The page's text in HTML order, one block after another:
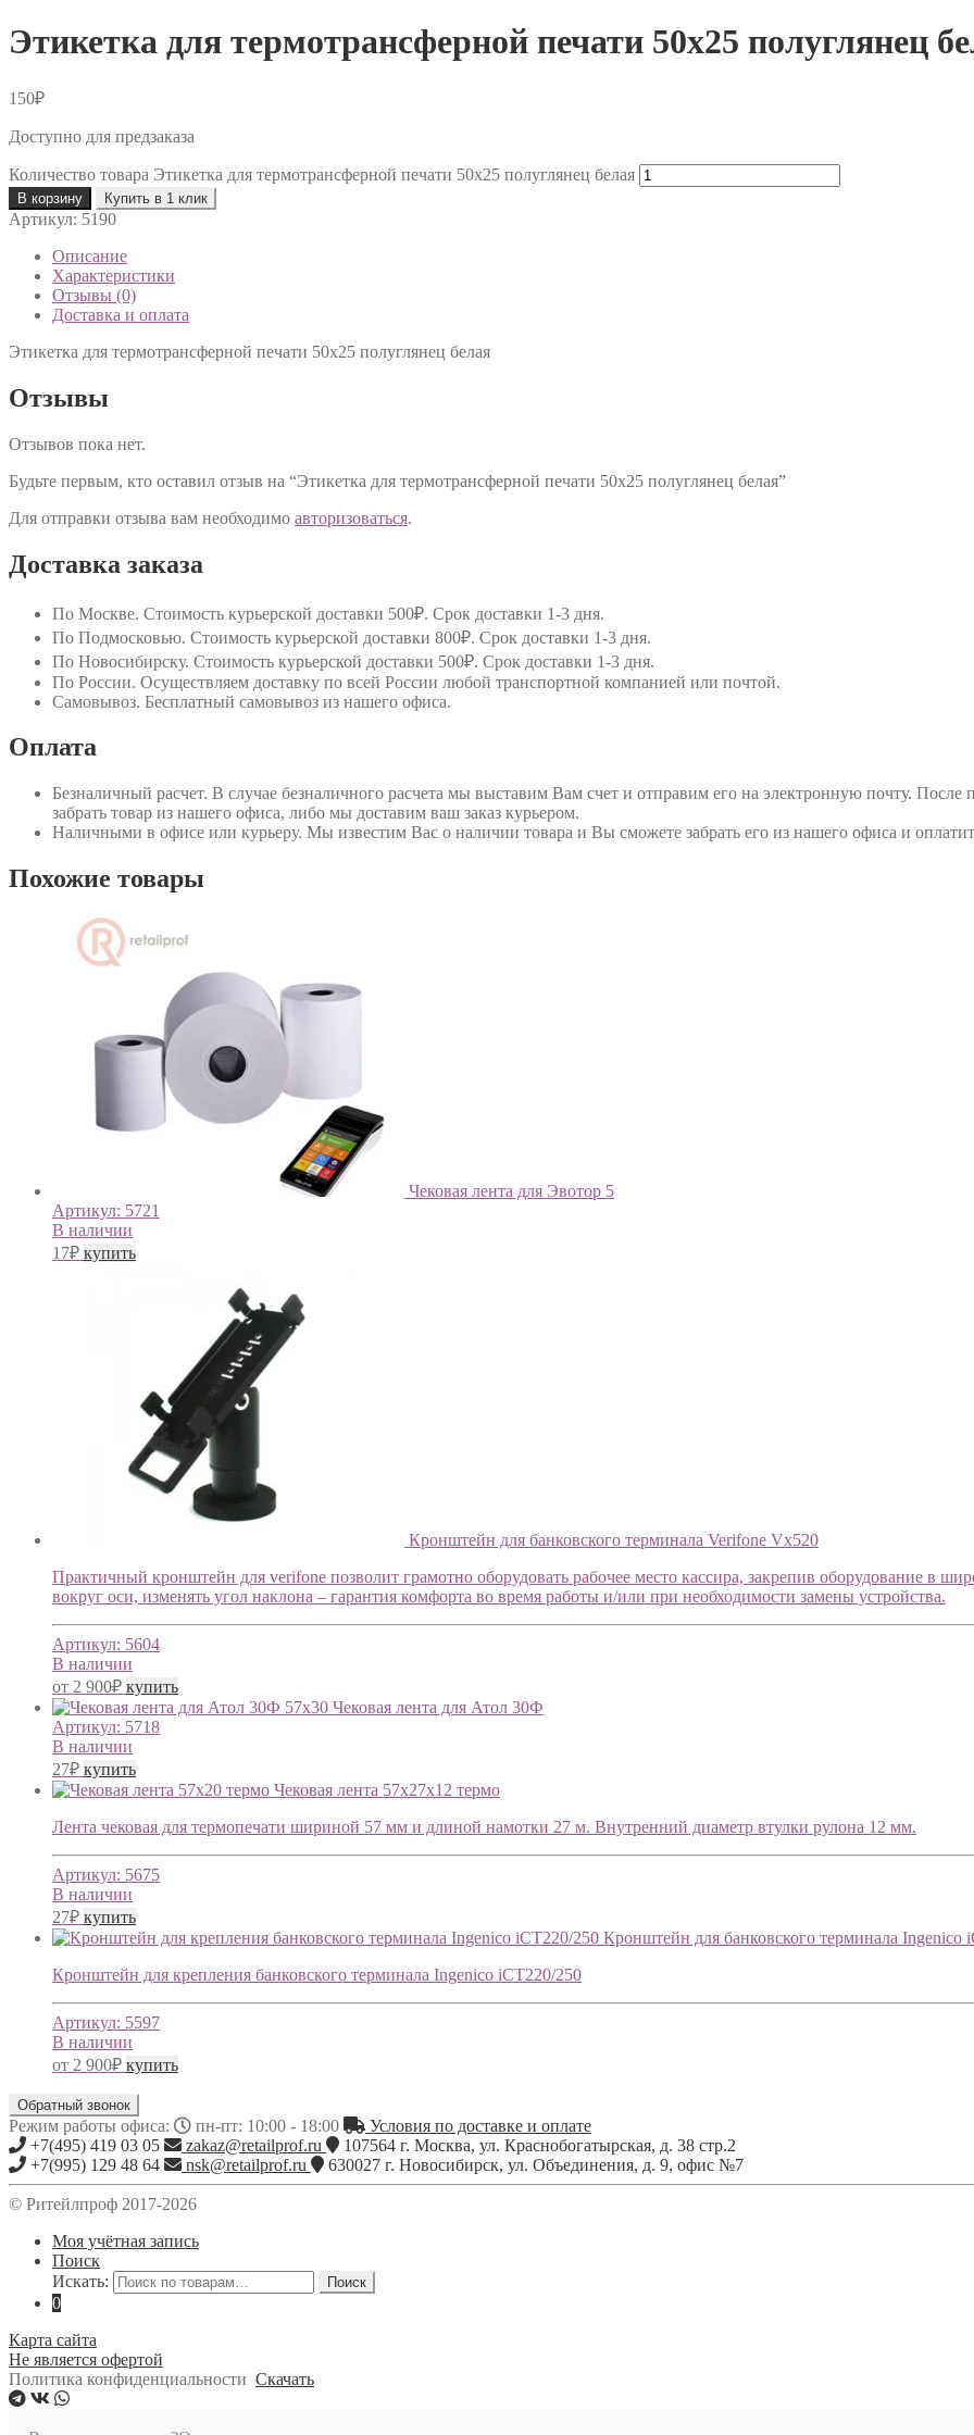
Этикетка для термотрансферной печати 50х25 полуглянец
150₽
Доступно для предзаказа
Количество товара Этикетка для термотрансферной печати 50х25 полуглянец белая
В корзину Купить в 1 клик
Артикул: 5190
Описание
Характеристики
Отзывы (0)
Доставка и оплата
Этикетка для термотрансферной печати 50х25 полуглянец белая
Отзывы
Отзывов пока нет.
Будьте первым, кто оставил отзыв на “Этикетка для термотрансферной печати 50х25 полуглянец белая”
Для отправки отзыва вам необходимо авторизоваться.
Доставка заказа
По Москве. Стоимость курьерской доставки 500₽. Срок доставки 1-3 дня.
По Подмосковью. Стоимость курьерской доставки 800₽. Срок доставки 1-3 дня.
По Новосибирску. Стоимость курьерской доставки 500₽. Срок доставки 1-3 дня.
По России. Осуществляем доставку по всей России любой транспортной компанией или почтой.
Самовывоз. Бесплатный самовывоз из нашего офиса.
Оплата
Безналичный расчет. В случае безналичного расчета мы выставим Вам счет и отправим его на электронную почту.
забрать товар из нашего офиса, либо мы доставим ваш заказ курьером.
Наличными в офисе или курьеру. Мы известим Вас о наличии товара и Вы сможете забрать его из нашего офиса и
Похожие товары
Чековая лента для Эвотор 5
Артикул: 5721
В наличии
17₽ купить
Кронштейн для банковского терминала Verifone Vx520
Практичный кронштейн для verifone позволит грамотно оборудовать рабочее место кассира, закрепив оборудование в
вокруг оси, изменять угол наклона – гарантия комфорта во время работы и/или при необходимости замены устройства.
Артикул: 5604
В наличии
от 2 900₽ купить
Чековая лента для Атол 30Ф
Артикул: 5718
В наличии
27₽ купить
Чековая лента 57х27х12 термо
Лента чековая для термопечати шириной 57 мм и длиной намотки 27 м. Внутренний диаметр втулки рулона 12 мм.
Артикул: 5675
В наличии
27₽ купить
Кронштейн для банковского терминала Ingenico
Кронштейн для крепления банковского терминала Ingenico iCT220/250
Артикул: 5597
В наличии
от 2 900₽ купить
Обратный звонок
Режим работы офиса: пн-пт: 10:00 - 18:00
Условия по доставке и оплате
+7(495) 419 03 05
zakaz@retailprof.ru 107564 г. Москва, ул. Краснобогатырская, д. 38 стр.2
+7(995) 129 48 64
nsk@retailprof.ru 630027 г. Новосибирск, ул. Объединения, д. 9, офис №7
© Ритейлпроф 2017-2026
Моя учётная запись
Поиск
Искать:
Поиск
0
Карта сайта
Не является офертой
Политика конфиденциальности Скачать